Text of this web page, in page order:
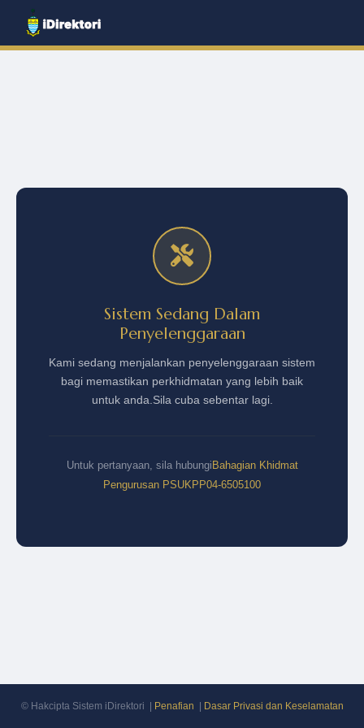
Sistem Sedang Dalam
Penyelenggaraan
Kami sedang menjalankan penyelenggaraan sistem
bagi memastikan perkhidmatan yang lebih baik
untuk anda. Sila cuba sebentar lagi.
Untuk pertanyaan, sila hubungi Bahagian Khidmat
Pengurusan PSUKPP04-6505100
© Hakcipta Sistem iDirektori | Penafian Dasar Privasi dan Keselamatan